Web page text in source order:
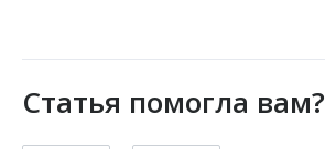
Статья помогла вам?